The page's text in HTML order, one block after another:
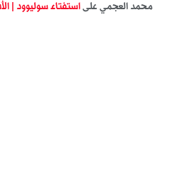
محمد العجمي على استفتاء سوليوود |